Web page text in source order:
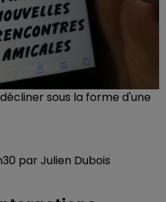
sous la forme d'une
par Julien Dubois